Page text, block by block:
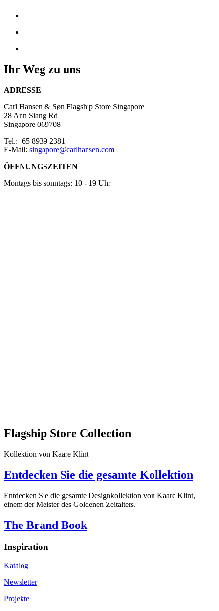
inspired
Danish
Ihr Weg zu uns
ADRESSE
Carl Hansen & Søn Flagship Store Singapore
28 Ann Siang Rd
Singapore 069708
Tel.:+65 8939 2381
E-Mail: singapore@carlhansen.com
ÖFFNUNGSZEITEN
Montags bis sonntags: 10 - 19 Uhr
Flagship Store Collection
Kollektion von Kaare Klint
Entdecken Sie die gesamte Kollektion
Entdecken Sie die gesamte Designkollektion von Kaare Klint,
einem der Meister des Goldenen Zeitalters.
The Brand Book
Inspiration
Katalog
Newsletter
Projekte